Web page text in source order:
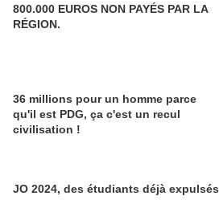
800.000 EUROS NON PAYÉS PAR LA
RÉGION.
36 millions pour un homme parce
qu'il est PDG, ça c'est un recul
civilisation !
JO 2024, des étudiants déjà expulsés